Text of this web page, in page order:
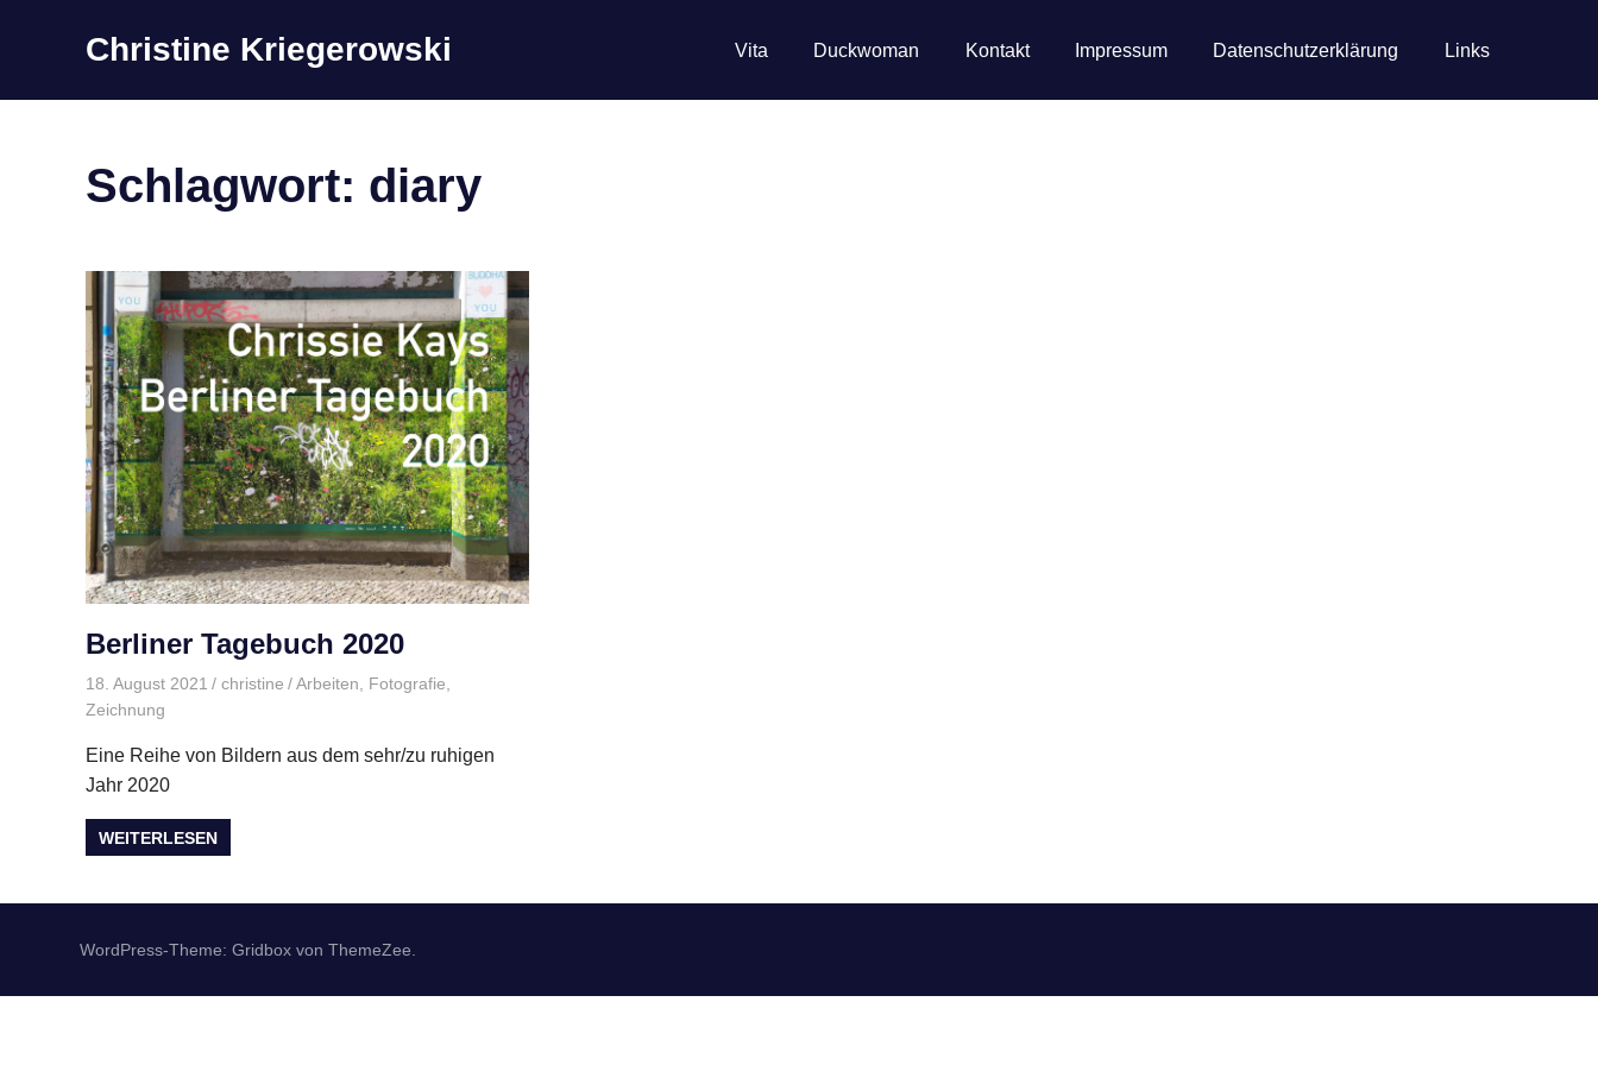
Christine Kriegerowski Vita Duckwoman Kontakt Impressum Datenschutzerklärung Links
Schlagwort: diary
Berliner Tagebuch 2020
18. August 2021 christine Arbeiten, Fotografie,
Zeichnung
Eine Reihe von Bildern aus dem sehr/zu ruhigen
Jahr 2020
WEITERLESEN
WordPress-Theme: Gridbox von ThemeZee.